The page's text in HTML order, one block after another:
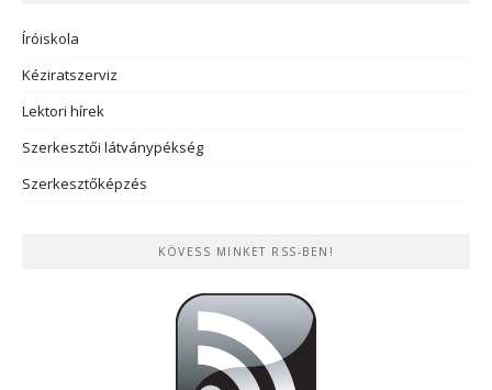
Íróiskola
Kéziratszerviz
Lektori hírek
Szerkesztői látványpékség
Szerkesztőképzés
KÖVESS MINKET RSS-BEN!